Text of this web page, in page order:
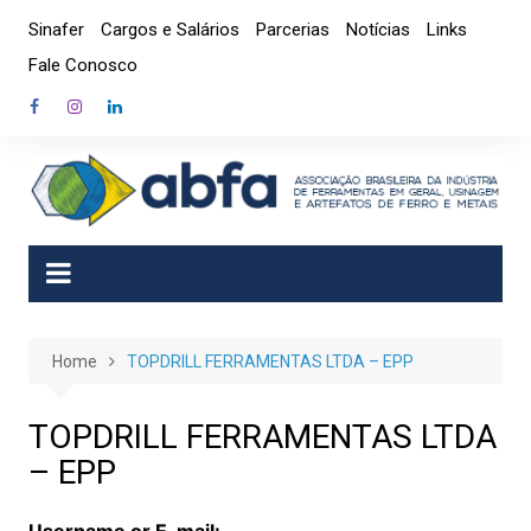
content
Sinafer Cargos e Salários Parcerias Notícias
Links
Fale Conosco
Home TOPDRILL FERRAMENTAS LTDA – EPP
TOPDRILL FERRAMENTAS LTDA
– EPP